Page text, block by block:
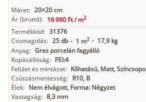
Méret: 20×20 cm
Ár (bruttó): 16 990 Ft /m2
Termékkód: 31376
Csomagolás: 25 db - 1 m2 - 17,9 kg
Anyag: Gres porcelán fagyálló
Kopásállóság: PEI:4
Felület és mintázat: Kőhatású, Matt,
Csúszásmentesség: R10, B
Élek: Nem élvágott, Forma: Négyzet
Vastagság: 8,3 mm